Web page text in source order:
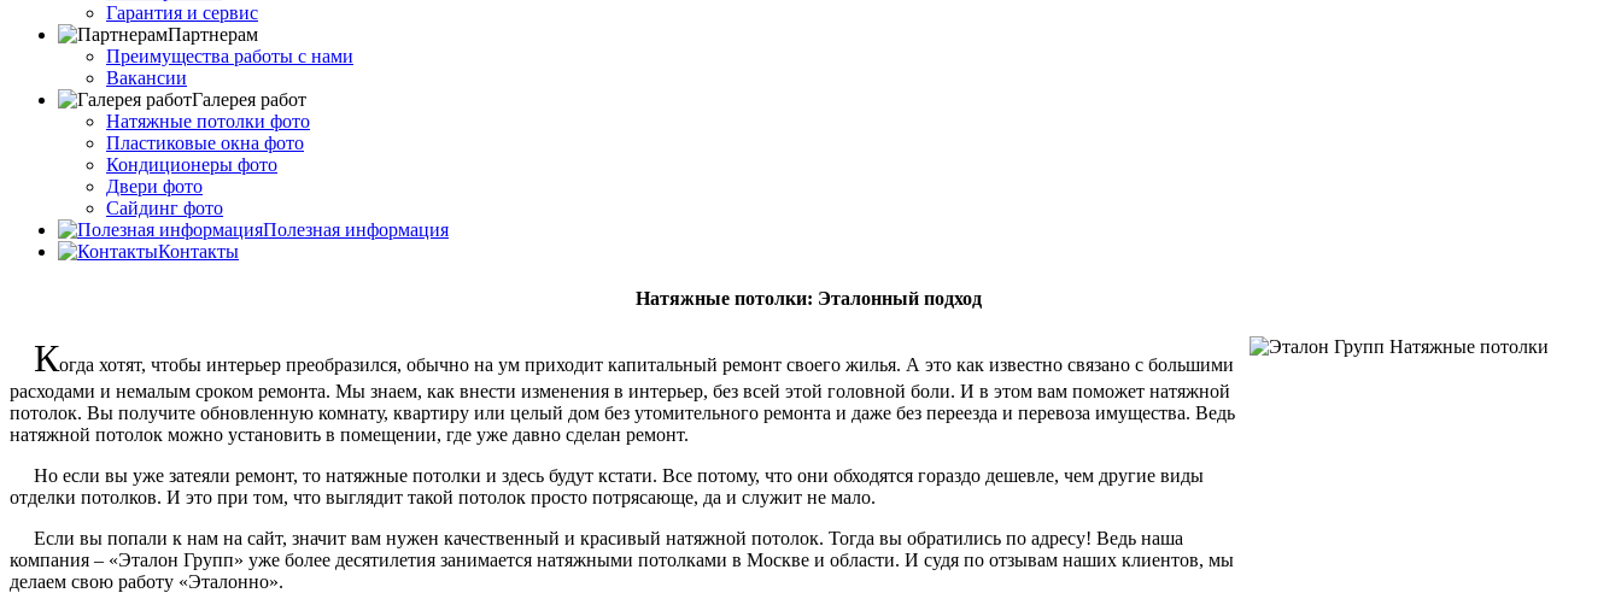
Гарантия и сервис
Партнерам
Преимущества работы с нами
Вакансии
Галерея работ
Натяжные потолки фото
Пластиковые окна фото
Кондиционеры фото
Двери фото
Сайдинг фото
Полезная информация
Контакты
Натяжные потолки: Эталонный подход
Когда хотят, чтобы интерьер преобразился, обычно на ум приходит капитальный ремонт своего жилья. А это как известно связано с большими
расходами и немалым сроком ремонта. Мы знаем, как внести изменения в интерьер, без всей этой головной боли. И в этом вам поможет натяжной
потолок. Вы получите обновленную комнату, квартиру или целый дом без утомительного ремонта и даже без переезда и перевоза имущества. Ведь
натяжной потолок можно установить в помещении, где уже давно сделан ремонт.
Но если вы уже затеяли ремонт, то натяжные потолки и здесь будут кстати. Все потому, что они обходятся гораздо дешевле, чем другие виды
отделки потолков. И это при том, что выглядит такой потолок просто потрясающе, да и служит не мало.
Если вы попали к нам на сайт, значит вам нужен качественный и красивый натяжной потолок. Тогда вы обратились по адресу! Ведь наша
компания – «Эталон Групп» уже более десятилетия занимается натяжными потолками в Москве и области. И судя по отзывам наших клиентов, мы
делаем свою работу «Эталонно».